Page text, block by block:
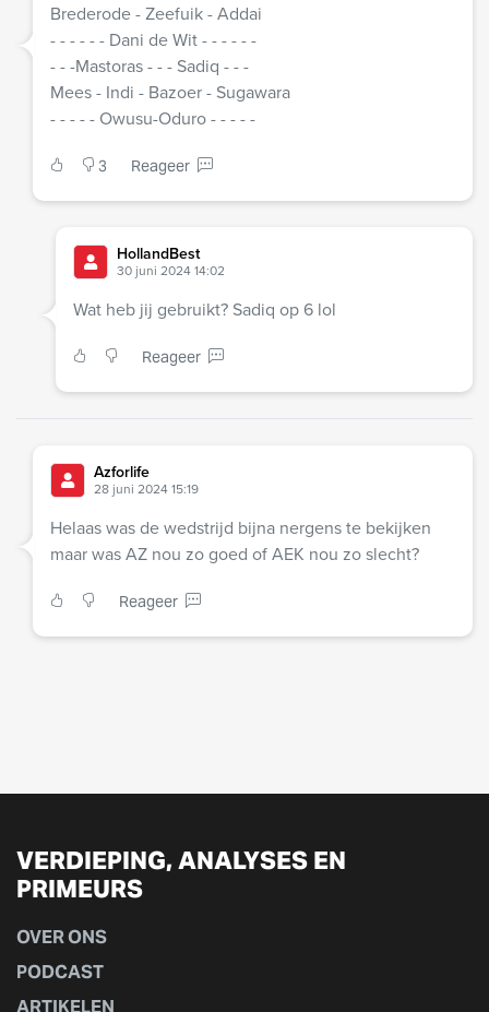
Brederode - Zeefuik - Addai
- - - - - - Dani de Wit - - - - - -
- - -Mastoras - - - Sadiq - - -
Mees - Indi - Bazoer - Sugawara
- - - - - Owusu-Oduro - - - - -
3 Reageer
HollandBest
30 juni 2024 14:02
Wat heb jij gebruikt? Sadiq op 6 lol
Reageer
Azforlife
28 juni 2024 15:19
Helaas was de wedstrijd bijna nergens te bekijken
maar was AZ nou zo goed of AEK nou zo slecht?
Reageer
VERDIEPING, ANALYSES EN
PRIMEURS
OVER ONS
PODCAST